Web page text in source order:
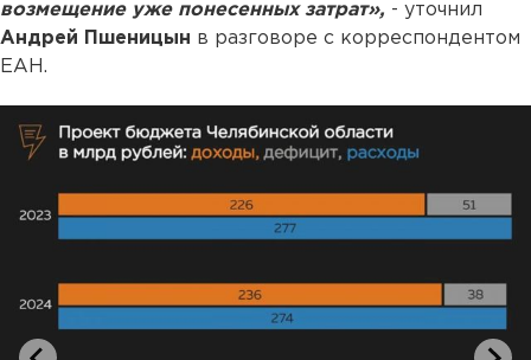
возмещение уже понесенных затрат», - уточнил
Андрей Пшеницын в разговоре с корреспондентом
ЕАН.